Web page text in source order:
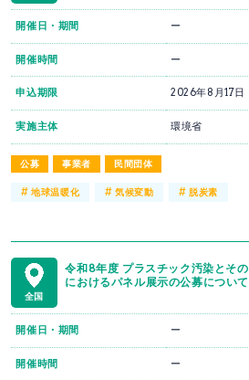
公募 事業者 民間団体
開催日・期間 ー
開催時間 ー
申込期限 2026年8月17日
実施主体 環境省
#地球温暖化 # 気候変動 #脱炭素
全国
令和8年度 プラスチック汚染とそ
におけるパネル展示の公募につい
開催日・期間 ー
開催時間 ー